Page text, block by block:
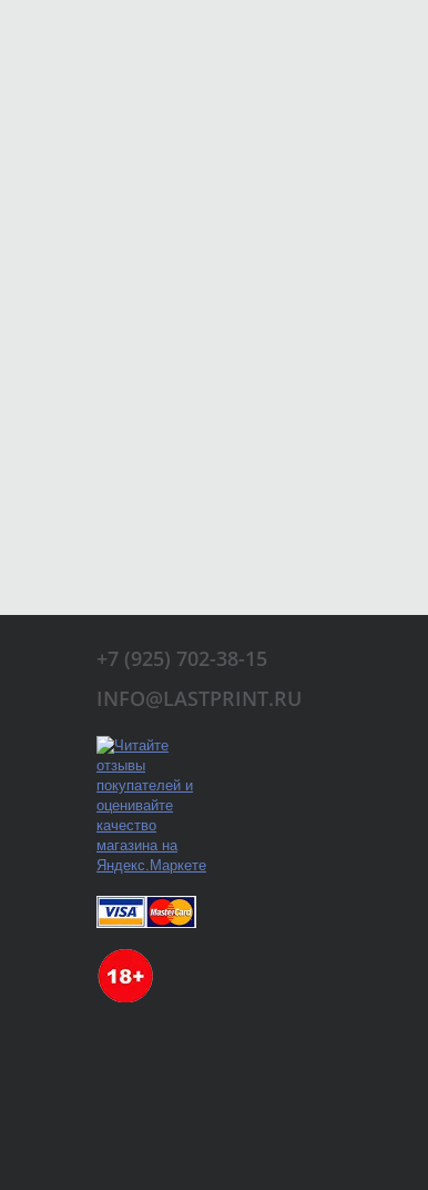
+7 (925) 702-38-15
INFO@LASTPRINT.RU